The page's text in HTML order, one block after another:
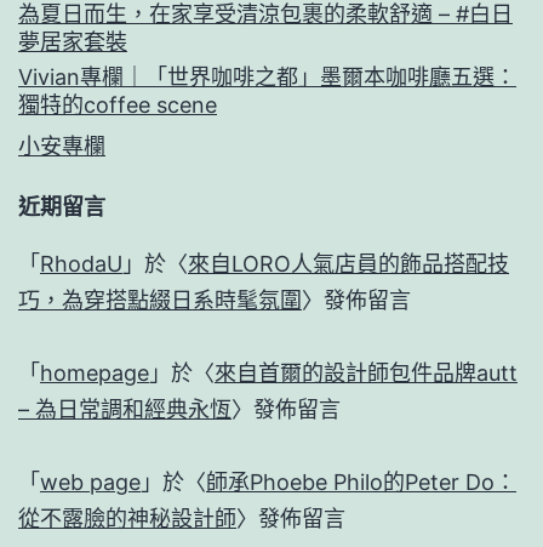
為夏日而生，在家享受清涼包裹的柔軟舒適 – #白日
夢居家套裝
Vivian專欄｜「世界咖啡之都」墨爾本咖啡廳五選：
獨特的coffee scene
小安專欄
近期留言
「 RhodaU 」於〈來自LORO人氣店員的飾品搭配技
巧，為穿搭點綴日系時髦氛圍〉發佈留言
「 homepage 」於〈來自首爾的設計師包件品牌autt
– 為日常調和經典永恆〉發佈留言
「 web page 」於〈師承Phoebe Philo的Peter Do：
從不露臉的神秘設計師〉發佈留言